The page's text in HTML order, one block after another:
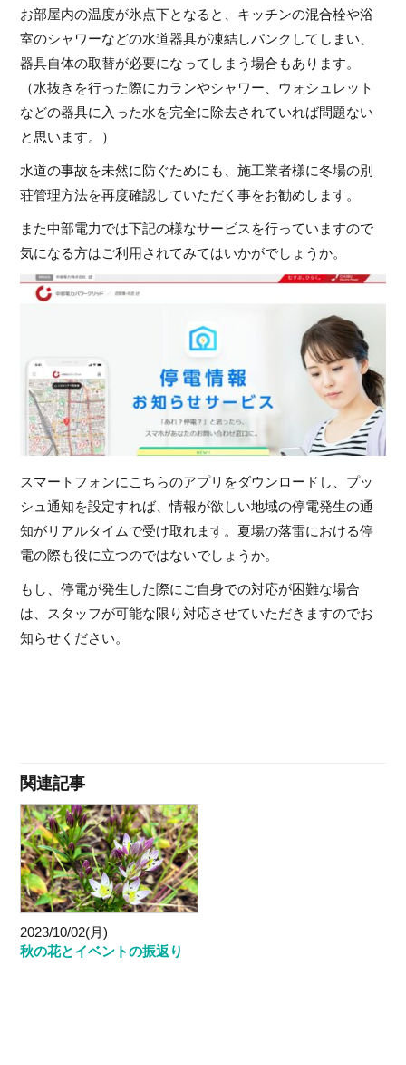
お部屋内の温度が氷点下となると、キッチンの混合栓や浴
室のシャワーなどの水道器具が凍結しパンクしてしまい、
器具自体の取替が必要になってしまう場合もあります。
（水抜きを行った際にカランやシャワー、ウォシュレット
などの器具に入った水を完全に除去されていれば問題ない
と思います。）
水道の事故を未然に防ぐためにも、施工業者様に冬場の別
荘管理方法を再度確認していただく事をお勧めします。
また中部電力では下記の様なサービスを行っていますので
気になる方はご利用されてみてはいかがでしょうか。
スマートフォンにこちらのアプリをダウンロードし、プッ
シュ通知を設定すれば、情報が欲しい地域の停電発生の通
知がリアルタイムで受け取れます。夏場の落雷における停
電の際も役に立つのではないでしょうか。
もし、停電が発生した際にご自身での対応が困難な場合
は、スタッフが可能な限り対応させていただきますのでお
知らせください。
関連記事
2023/10/02(月)
秋の花とイベントの振返り